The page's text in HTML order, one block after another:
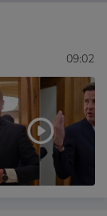
09:02